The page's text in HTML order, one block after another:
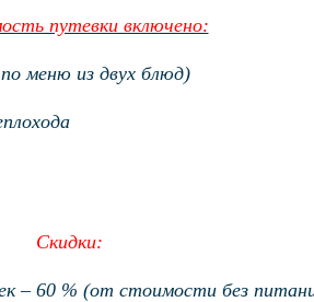
путевки включено:
меню из двух блюд)
Скидки:
– 60 % (от стоимости без